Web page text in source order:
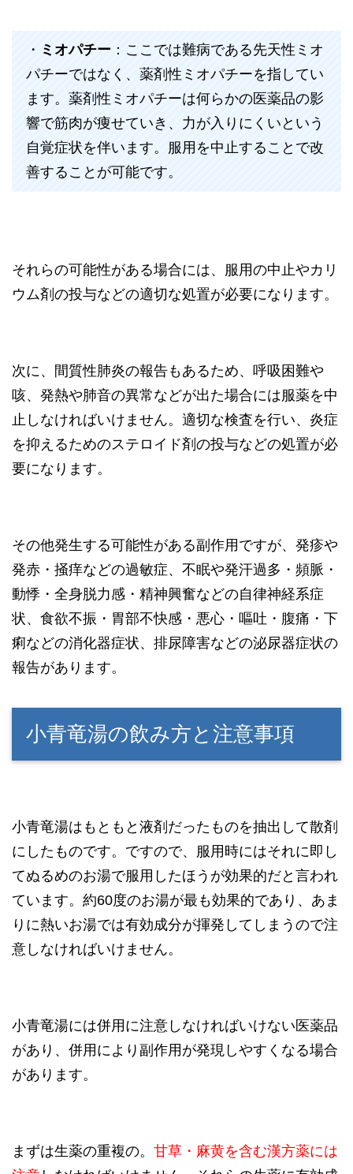
・ ミオパチー：ここでは難病である先天性ミオ
パチーではなく、薬剤性ミオパチーを指してい
ます。薬剤性ミオパチーは何らかの医薬品の影
響で筋肉が痩せていき、力が入りにくいという
自覚症状を伴います。服用を中止することで改
善することが可能です。
それらの可能性がある場合には、服用の中止やカリ
ウム剤の投与などの適切な処置が必要になります。
次に、間質性肺炎の報告もあるため、呼吸困難や
咳、発熱や肺音の異常などが出た場合には服薬を中
止しなければいけません。適切な検査を行い、炎症
を抑えるためのステロイド剤の投与などの処置が必
要になります。
その他発生する可能性がある副作用ですが、発疹や
発赤・掻痒などの過敏症、不眠や発汗過多・頻脈・
動悸・全身脱力感・精神興奮などの自律神経系症
状、食欲不振・胃部不快感・悪心・嘔吐・腹痛・下
痢などの消化器症状、排尿障害などの泌尿器症状の
報告があります。
小青竜湯の飲み方と注意事項
小青竜湯はもともと液剤だったものを抽出して散剤
にしたものです。ですので、服用時にはそれに即し
てぬるめのお湯で服用したほうが効果的だと言われ
ています。約60度のお湯が最も効果的であり、あま
りに熱いお湯では有効成分が揮発してしまうので注
意しなければいけません。
小青竜湯には併用に注意しなければいけない医薬品
があり、併用により副作用が発現しやすくなる場合
があります。
まずは生薬の重複の。 甘草・麻黄を含む漢方薬には